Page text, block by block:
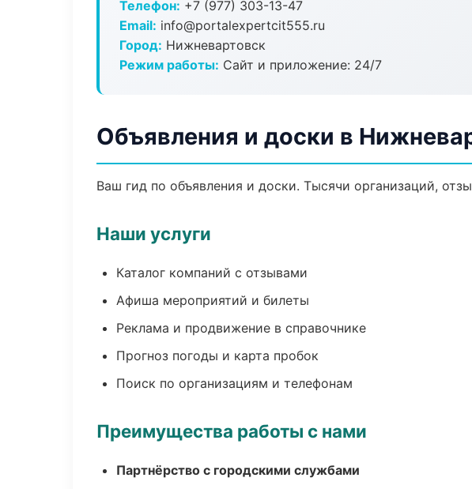
Телефон: +7 (977) 303-13-47
Email: info@portalexpertcit555.ru
Город: Нижневартовск
Режим работы: Сайт и приложение: 24/7
Объявления и доски в
Ваш гид по объявления и доски. Тысячи организаций,
Наши услуги
Каталог компаний с отзывами
Афиша мероприятий и билеты
Реклама и продвижение в справочнике
Прогноз погоды и карта пробок
Поиск по организациям и телефонам
Преимущества работы с нами
Партнёрство с городскими службами